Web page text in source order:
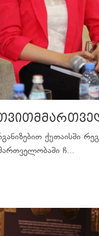
ქუთაისში
ჩ...